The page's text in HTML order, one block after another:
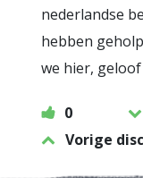
nederlandse
hebben
we hier, geloof
0
Vorige